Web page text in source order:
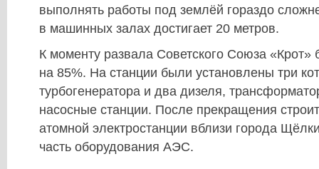
выполнять работы под землёй гораздо
в машинных залах достигает 20 метров.
К моменту развала Советского Союза «Крот»
на 85%. На станции были установлены три
турбогенератора и два дизеля,
насосные станции. После прекращения
атомной электростанции вблизи города
часть оборудования АЭС.